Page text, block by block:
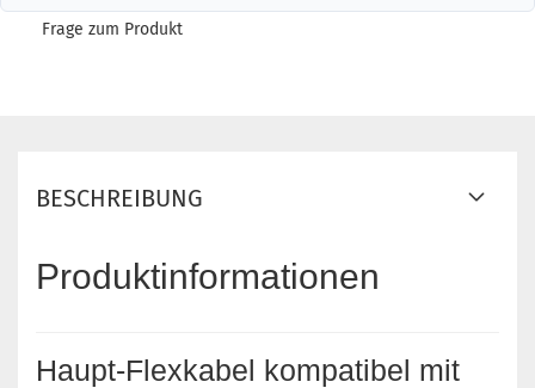
Frage zum Produkt
BESCHREIBUNG
Produktinformationen
Haupt-Flexkabel kompatibel mit